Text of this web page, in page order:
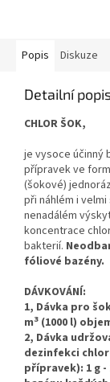
Popis Diskuze
Detailní
CHLOR ŠOK,
je vysoce účinný
přípravek ve
(šokové)
při náhlém i
nenadálém
koncentrace
bakterií.
fóliové bazény.
DÁVKOVÁNÍ:
1, Dávka pro
m3 (1000 l)
2, Dávka
dezinfekci
přípravek): 1 g -